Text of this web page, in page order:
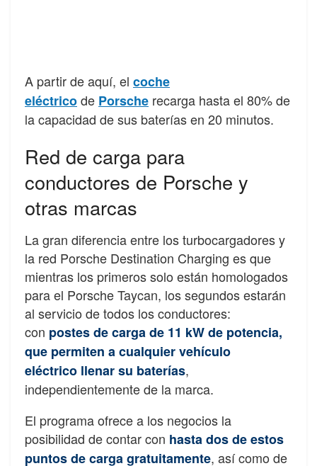
A partir de aquí, el coche
eléctricode Porsche recarga hasta el 80% de
la capacidad de sus baterías en 20 minutos.
Red de carga para
conductores de Porsche y
otras marcas
La gran diferencia entre los turbocargadores y
la red Porsche Destination Charging es que
mientras los primeros solo están homologados
para el Porsche Taycan, los segundos estarán
al servicio de todos los conductores:
con postes de carga de 11 kW de potencia,
que permiten a cualquier vehículo
eléctrico llenar su baterías,
independientemente de la marca.
El programa ofrece a los negocios la
posibilidad de contar con hasta dos de estos
puntos de carga gratuitamente, así como de